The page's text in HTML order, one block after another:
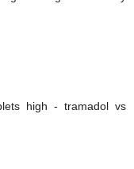
high - tramadol vs